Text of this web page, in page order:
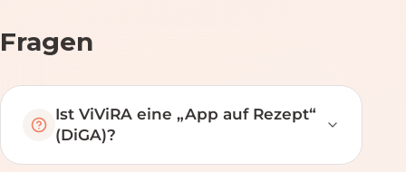
Fragen
Ist ViViRA eine „App auf Rezept“
(DiGA)?